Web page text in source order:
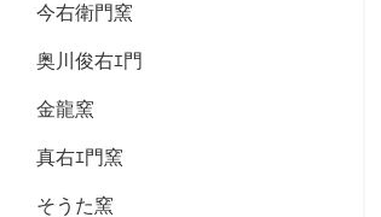
今右衛門窯
奥川俊右ｴ門
金龍窯
真右ｴ門窯
そうた窯